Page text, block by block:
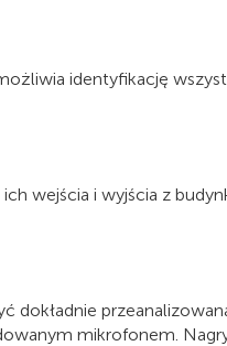
identyfikację
wejścia i wyjścia z
mikrofonem.